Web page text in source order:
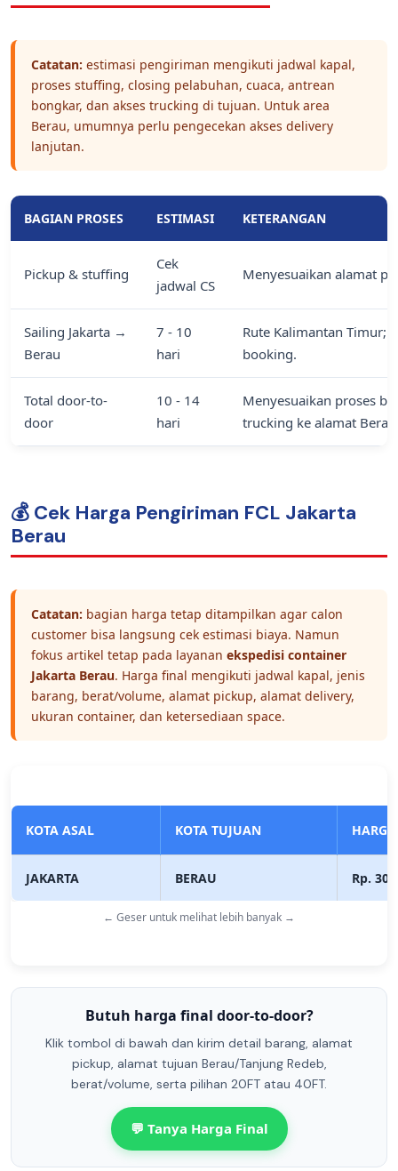
Catatan: estimasi pengiriman mengikuti jadwal kapal,
proses stuffing, closing pelabuhan, cuaca, antrean
bongkar, dan akses trucking di tujuan. Untuk area
Berau, umumnya perlu pengecekan akses delivery
lanjutan.
BAGIAN PROSES ESTIMASI KETERANGAN
Pickup & stuffing
Cek
jadwal CS
Menyesuaikan alamat
Sailing Jakarta →
Berau
7 - 10
hari
Rute Kalimantan Timur;
booking.
Total door-to-
door
10 - 14
hari
Menyesuaikan proses
trucking ke alamat
💰 Cek Harga Pengiriman FCL Jakarta
Berau
Catatan: bagian harga tetap ditampilkan agar calon
customer bisa langsung cek estimasi biaya. Namun
fokus artikel tetap pada layanan ekspedisi container
Jakarta Berau. Harga final mengikuti jadwal kapal, jenis
barang, berat/volume, alamat pickup, alamat delivery,
ukuran container, dan ketersediaan space.
KOTA ASAL KOTA TUJUAN HARGA
JAKARTA BERAU Rp.
← Geser untuk melihat lebih banyak →
Butuh harga final door-to-door?
Klik tombol di bawah dan kirim detail barang, alamat
pickup, alamat tujuan Berau/Tanjung Redeb,
berat/volume, serta pilihan 20FT atau 40FT.
💬 Tanya Harga Final